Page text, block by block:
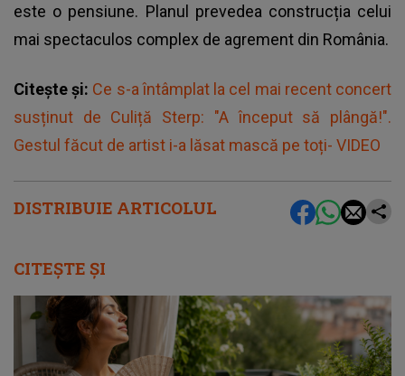
DISTRIBUIE ARTICOLUL
este o pensiune. Planul prevedea construcția celui
mai spectaculos complex de agrement din România.
Citește și: Ce s-a întâmplat la cel mai recent concert
susținut de Culiță Sterp: "A început să plângă!".
Gestul făcut de artist i-a lăsat mască pe toți- VIDEO
CITEȘTE ȘI